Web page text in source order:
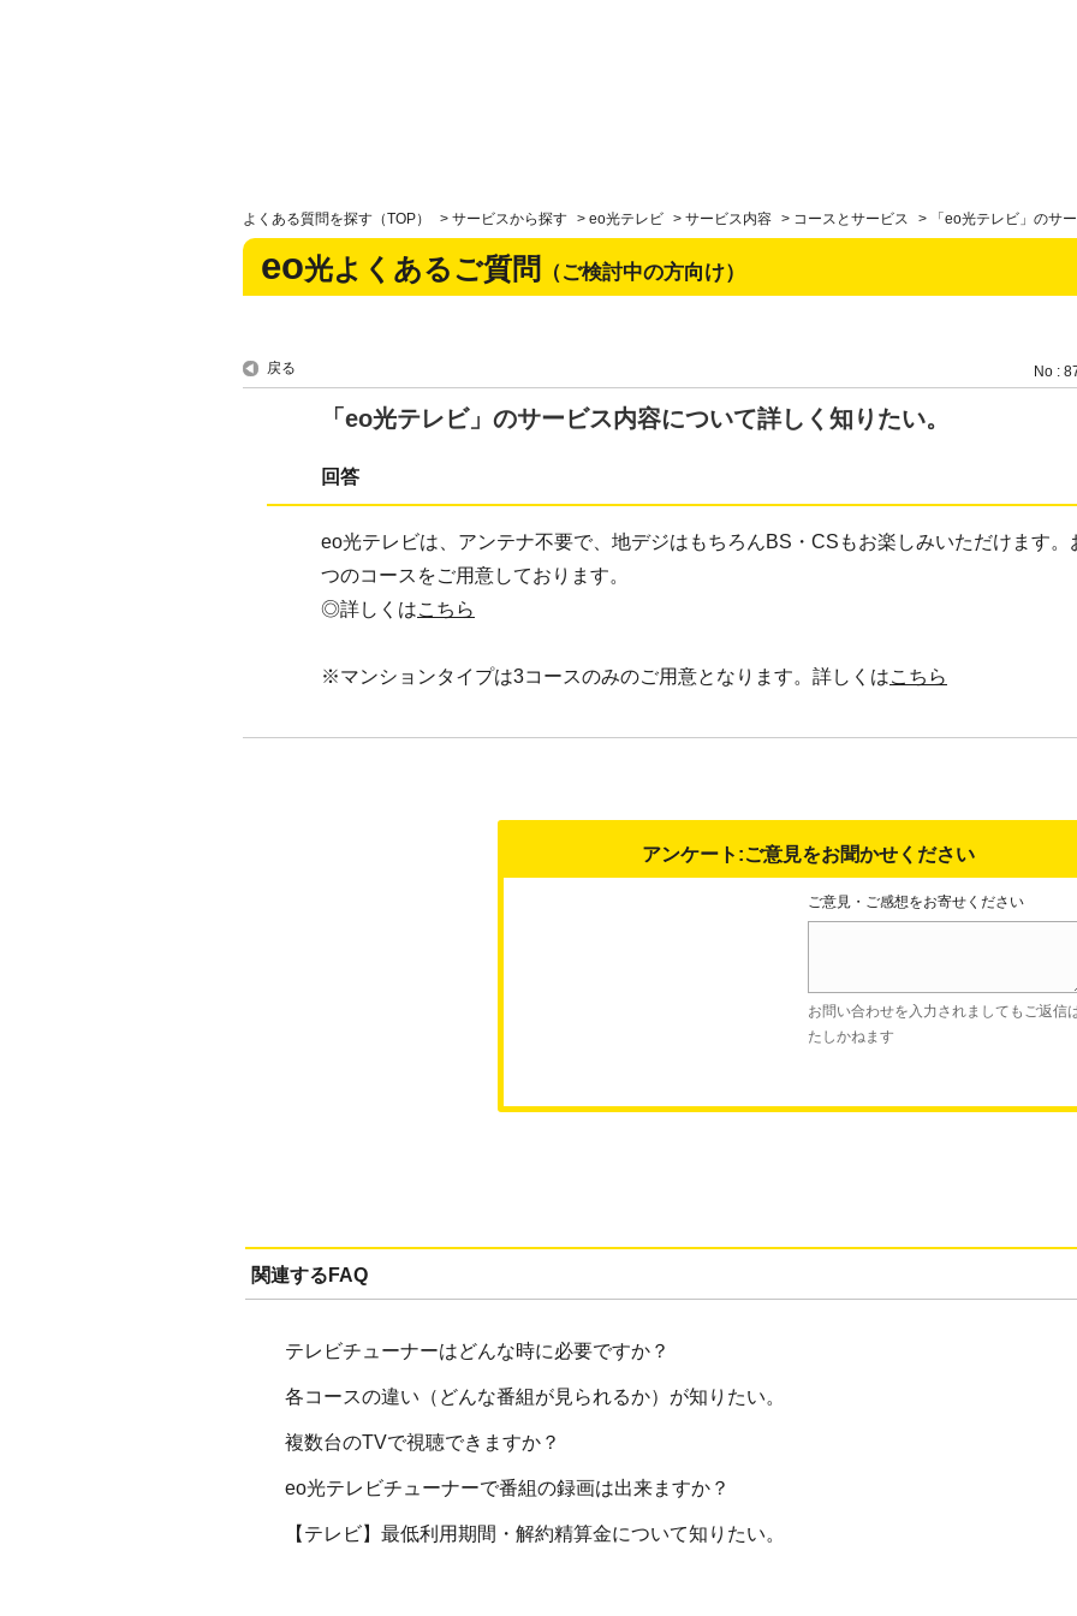
よくある質問を探す（TOP） > サービスから探す > eo光テレビ > サービス内容 > コースとサービス > 「eo光テレビ」のサ
eo光よくあるご質問 （ご検討中の方向け）
戻る No :
「eo光テレビ」のサービス内容について詳しく知りたい。
回答
eo光テレビは、アンテナ不要で、地デジはもちろんBS・CSもお楽しみいただけます
つのコースをご用意しております。
◎詳しくはこちら
※マンションタイプは3コースのみのご用意となります。詳しくはこちら
アンケート:ご意見をお聞かせください
ご意見・ご感想をお寄せください
お問い合わせを入力されましてもご返信
たしかねます
関連するFAQ
テレビチューナーはどんな時に必要ですか？
各コースの違い（どんな番組が見られるか）が知りたい。
複数台のTVで視聴できますか？
eo光テレビチューナーで番組の録画は出来ますか？
【テレビ】最低利用期間・解約精算金について知りたい。